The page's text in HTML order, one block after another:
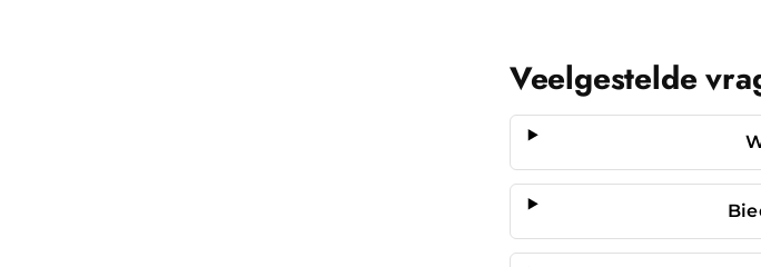
Veelgestelde